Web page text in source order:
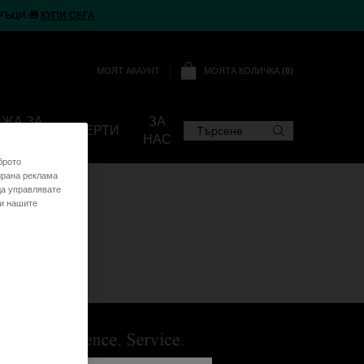
🎁 КУПИ СЕГА
МОЯТ АКАУНТ МОЯТА КОЛИЧКА 0
0 ПРОДУКТ
ЗА
ОФЕРТИ
ЗА
НАС
Търсене
реклама
управлявате
нашите